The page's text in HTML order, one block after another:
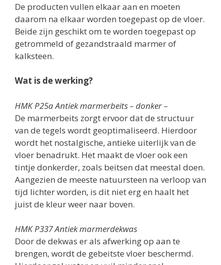
De producten vullen elkaar aan en moeten
daarom na elkaar worden toegepast op de vloer.
Beide zijn geschikt om te worden toegepast op
getrommeld of gezandstraald marmer of
kalksteen.
Wat is de werking?
HMK P25a Antiek marmerbeits – donker –
De marmerbeits zorgt ervoor dat de structuur
van de tegels wordt geoptimaliseerd. Hierdoor
wordt het nostalgische, antieke uiterlijk van de
vloer benadrukt. Het maakt de vloer ook een
tintje donkerder, zoals beitsen dat meestal doen.
Aangezien de meeste natuursteen na verloop van
tijd lichter worden, is dit niet erg en haalt het
juist de kleur weer naar boven.
HMK P337 Antiek marmerdekwas
Door de dekwas er als afwerking op aan te
brengen, wordt de gebeitste vloer beschermd.